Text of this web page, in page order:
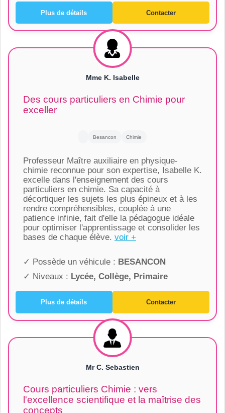
Plus de détails Contacter
Mme K. Isabelle
Des cours particuliers en Chimie pour
exceller
Besancon Chimie
Professeur Maître auxiliaire en physique-
chimie reconnue pour son expertise, Isabelle K.
excelle dans l'enseignement des cours
particuliers en chimie. Sa capacité à
décortiquer les sujets les plus épineux et à les
rendre compréhensibles, couplée à une
patience infinie, fait d'elle la pédagogue idéale
pour optimiser l'apprentissage et consolider les
bases de chaque élève. voir +
✓ Possède un véhicule : BESANCON
✓ Niveaux : Lycée, Collège, Primaire
Plus de détails Contacter
Mr C. Sebastien
Cours particuliers Chimie : vers
l'excellence scientifique et la maîtrise des
concepts